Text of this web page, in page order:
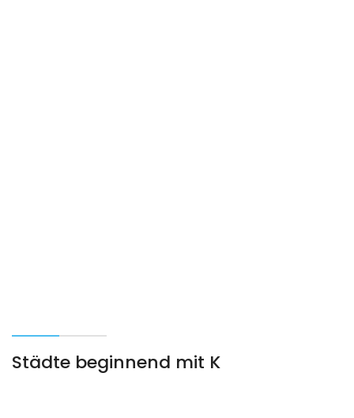
Städte beginnend mit K